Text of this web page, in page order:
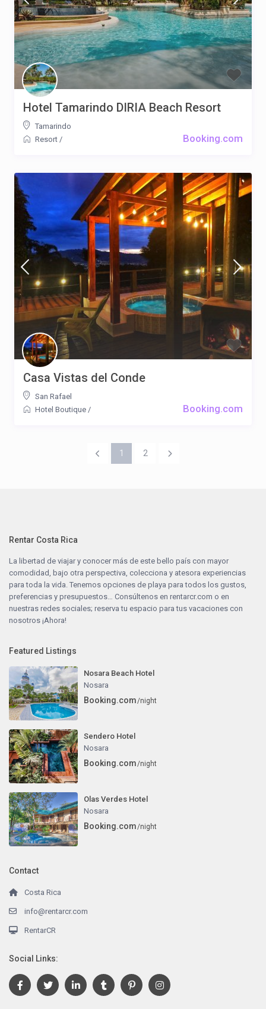
Booking.com
Hotel Tamarindo DIRIA Beach Resort
Tamarindo
Resort /
Booking.com
Casa Vistas del Conde
San Rafael
Hotel Boutique /
1 2
Rentar Costa Rica
La libertad de viajar y conocer más de este bello país con mayor
comodidad, bajo otra perspectiva, colecciona y atesora experiencias
para toda la vida. Tenemos opciones de playa para todos los gustos,
preferencias y presupuestos… Consúltenos enrentarcr.com o en
nuestras redes sociales; reserva tu espacio para tus vacaciones con
nosotros ¡Ahora!
Featured Listings
Nosara Beach Hotel
Nosara
Booking.com/night
Sendero Hotel
Nosara
Booking.com/night
Olas Verdes Hotel
Nosara
Booking.com/night
Contact
Costa Rica
info@rentarcr.com
RentarCR
Social Links: